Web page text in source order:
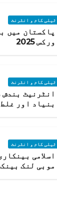
ٹیلی کام و انٹرنٹ
پاکستان میں
ورکس 2025
ٹیلی کام و انٹرنٹ
انٹرنیٹ
ٹیلی کام و انٹرنٹ
اسلامی